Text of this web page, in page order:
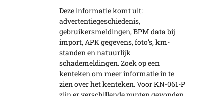
Deze informatie komt uit:
advertentiegeschiedenis,
gebruikersmeldingen, BPM data bij
import, APK gegevens, foto’s, km-
standen en natuurlijk
schademeldingen. Zoek op een
kenteken om meer informatie in te
zien over het kenteken. Voor KN-061-P